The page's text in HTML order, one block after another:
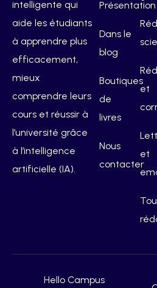
intelligente qui
aide les étudiants
à apprendre plus
efficacement,
mieux
comprendre leurs
cours et réussir à
l’université grâce
à l’intelligence
artificielle (IA).
Présentation
Dans le
blog
Boutiques
de
livres
Nous
contacter
et
et
Hello Campus